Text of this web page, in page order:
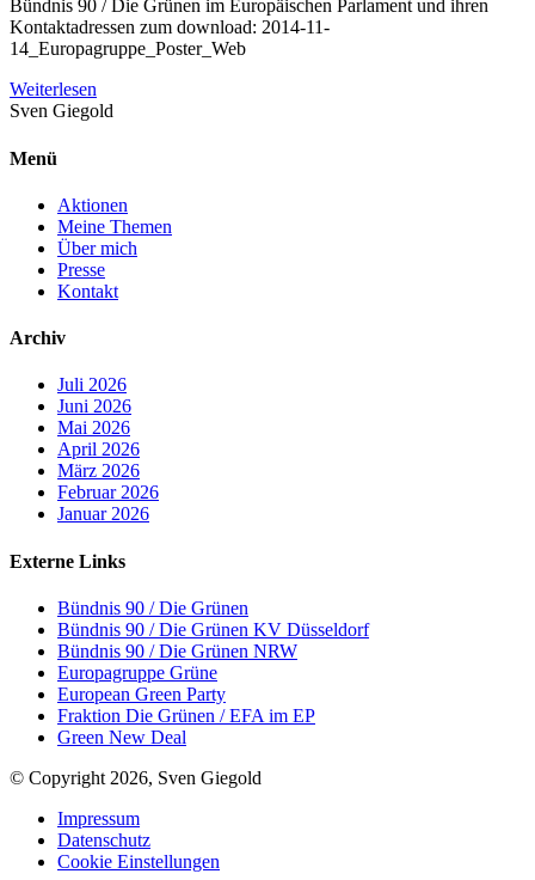
Bündnis 90 / Die Grünen im Europäischen Parlament und ihren
Kontaktadressen zum download: 2014-11-
14_Europagruppe_Poster_Web
Weiterlesen
Sven Giegold
Menü
Aktionen
Meine Themen
Über mich
Presse
Kontakt
Archiv
Juli 2026
Juni 2026
Mai 2026
April 2026
März 2026
Februar 2026
Januar 2026
Externe Links
Bündnis 90 / Die Grünen
Bündnis 90 / Die Grünen KV Düsseldorf
Bündnis 90 / Die Grünen NRW
Europagruppe Grüne
European Green Party
Fraktion Die Grünen / EFA im EP
Green New Deal
© Copyright 2026, Sven Giegold
Impressum
Datenschutz
Cookie Einstellungen